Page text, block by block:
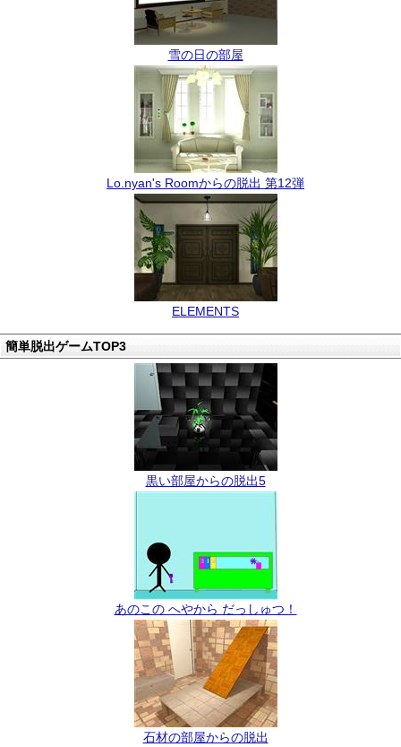
雪の日の部屋
Lo.nyan's Roomからの脱出 第12弾
ELEMENTS
簡単脱出ゲームTOP3
黒い部屋からの脱出5
あのこの へやから だっしゅつ！
石材の部屋からの脱出